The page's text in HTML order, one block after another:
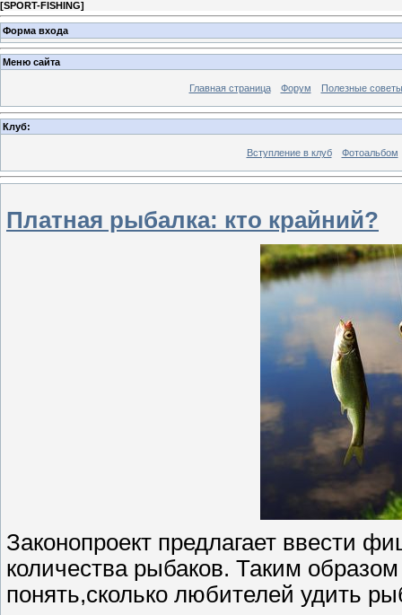
[SPORT-FISHING]
Форма входа
Меню сайта
Главная страница Форум Полезные советы
Клуб:
Вступление в клуб Фотоальбом
Платная рыбалка: кто крайний?
Законопроект предлагает ввести
количества рыбаков. Таким
понять,сколько любителей удить